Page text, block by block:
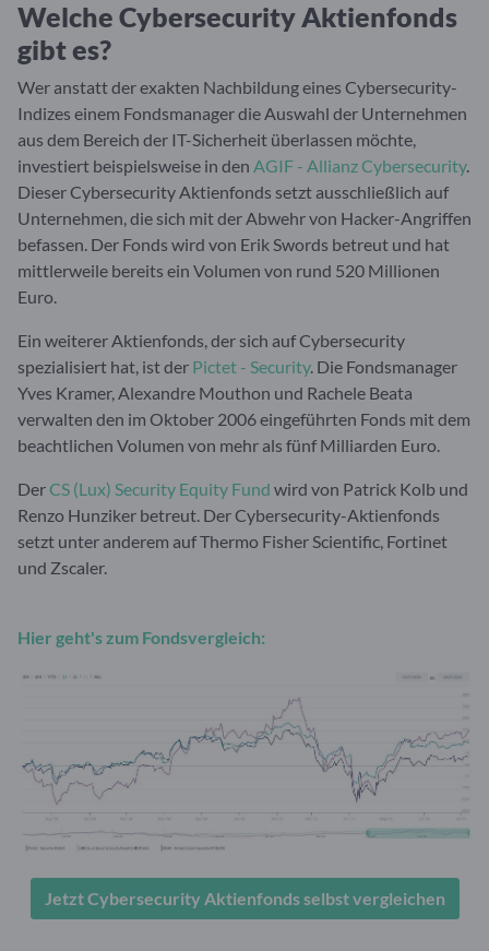
Welche Cybersecurity Aktienfonds
gibt es?
Wer anstatt der exakten Nachbildung eines Cybersecurity-
Indizes einem Fondsmanager die Auswahl der Unternehmen
aus dem Bereich der IT-Sicherheit überlassen möchte,
investiert beispielsweise in den AGIF - Allianz Cybersecurity.
Dieser Cybersecurity Aktienfonds setzt ausschließlich auf
Unternehmen, die sich mit der Abwehr von Hacker-Angriffen
befassen. Der Fonds wird von Erik Swords betreut und hat
mittlerweile bereits ein Volumen von rund 520 Millionen
Euro.
Ein weiterer Aktienfonds, der sich auf Cybersecurity
spezialisiert hat, ist der Pictet - Security. Die Fondsmanager
Yves Kramer, Alexandre Mouthon und Rachele Beata
verwalten den im Oktober 2006 eingeführten Fonds mit dem
beachtlichen Volumen von mehr als fünf Milliarden Euro.
Der CS (Lux) Security Equity Fund wird von Patrick Kolb und
Renzo Hunziker betreut. Der Cybersecurity-Aktienfonds
setzt unter anderem auf Thermo Fisher Scientific, Fortinet
und Zscaler.
Hier geht's zum Fondsvergleich:
Jetzt Cybersecurity Aktienfonds selbst vergleichen